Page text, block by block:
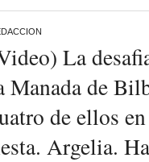
La
Manada de
de ellos
Argelia.